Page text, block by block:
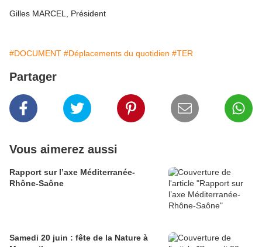
Gilles MARCEL, Président
#DOCUMENT #Déplacements du quotidien #TER
Partager
Vous aimerez aussi
Rapport sur l’axe Méditerranée-
Rhône-Saône
Samedi 20 juin : fête de la Nature à